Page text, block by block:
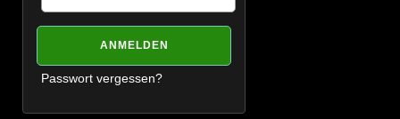
Passwort vergessen?